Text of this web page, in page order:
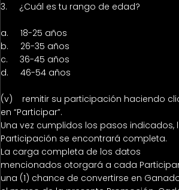
3. ¿Cuál es tu rango de edad?
a. 18-25 años
b. 26-35 años
c. 36-45 años
d. 46-54 años
(v) remitir su participación haciendo
en “Participar”.
Una vez cumplidos los pasos indicados,
Participación se encontrará completa.
La carga completa de los datos
mencionados otorgará a cada
una (1) chance de convertirse en